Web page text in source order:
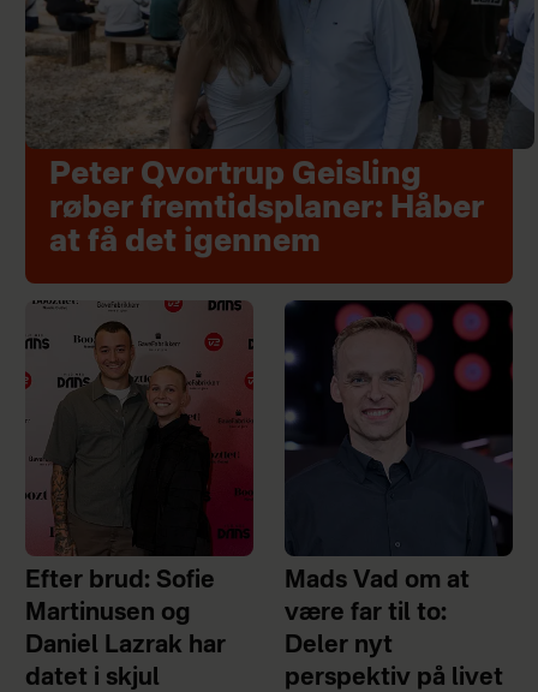
Peter Qvortrup Geisling
røber fremtidsplaner: Håber
at få det igennem
Efter brud: Sofie
Martinusen og
Daniel Lazrak har
datet i skjul
Mads Vad om at
være far til to:
Deler nyt
perspektiv på livet